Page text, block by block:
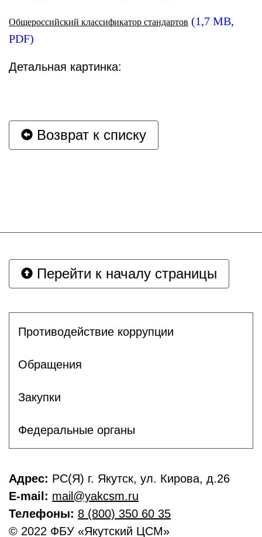
Общероссийский классификатор стандартов (1,7 MB,
PDF)
Детальная картинка:
Возврат к списку
Перейти к началу страницы
Противодействие коррупции
Обращения
Закупки
Федеральные органы
Адрес: РС(Я) г. Якутск, ул. Кирова, д.26
E-mail: mail@yakcsm.ru
Телефоны: 8 (800) 350 60 35
© 2022 ФБУ «Якутский ЦСМ»